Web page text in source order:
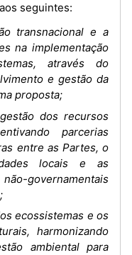
seguintes:
transnacional e a
na implementação
através do
e gestão da
proposta;
dos recursos
parcerias
entre as Partes, o
locais e as
ecossistemas e os
harmonizando
ambiental para